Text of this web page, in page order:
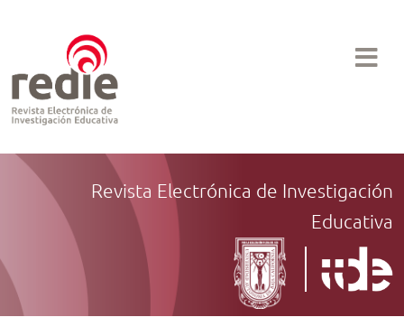
Revista Electrónica de Investigación
Educativa